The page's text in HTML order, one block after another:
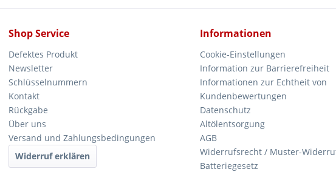
Shop Service
Defektes Produkt
Newsletter
Schlüsselnummern
Kontakt
Rückgabe
Über uns
Versand und Zahlungsbedingungen
Widerruf erklären
Informationen
Cookie-Einstellungen
Information zur Barrierefreiheit
Informationen zur Echtheit von
Kundenbewertungen
Datenschutz
Altölentsorgung
AGB
Widerrufsrecht / Muster-
Batteriegesetz